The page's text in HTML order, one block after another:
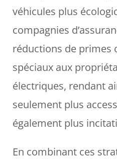
véhicules plus
compagnies
réductions de primes
spéciaux aux
électriques, rendant
seulement plus
également plus
En combinant ces